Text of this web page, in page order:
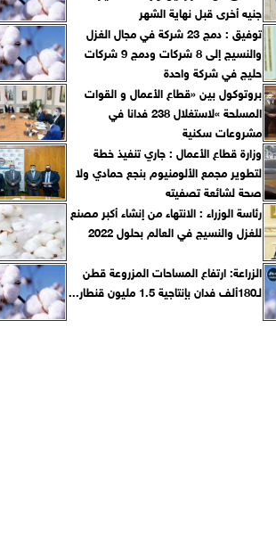
جنيه أخرى قبل نهاية الشهر
توفيق : دمج 23 شركة في مجال الغزل
والنسيج إلى 8 شركات ودمج 9 شركات
حليج في شركة واحدة
بروتوكول بين «قطاع الأعمال و القوات
المسلحة »لاستغلال 238 فدانا في
مشروعات سكنية
وزارة قطاع الأعمال : جاري تنفيذ خطة
لتطوير مجمع الألومنيوم بنجع حمادي ولا
صحة لشائعة تصفيته
رئاسة الوزراء : الانتهاء من إنشاء أكبر مصنع
للغزل والنسيج في العالم بحلول 2022
الزراعة: ارتفاع المساحات المزروعة قطن
لـ180ألف فدان بإنتاجية 1.5 مليون قنطار...